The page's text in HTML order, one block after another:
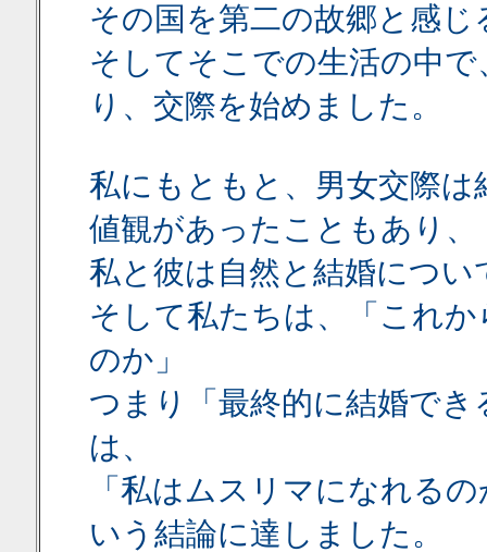
その国を第二の故郷と感
そしてそこでの生活の中
り、交際を始めました。
私にもともと、男女交際
値観があったこともあり、
私と彼は自然と結婚につ
そして私たちは、「これ
のか」
つまり「最終的に結婚で
は、
「私はムスリマになれる
いう結論に達しました。